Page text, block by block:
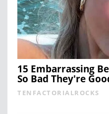
15 Embarrassing
So Bad They're
TENFACTORIALROCKS